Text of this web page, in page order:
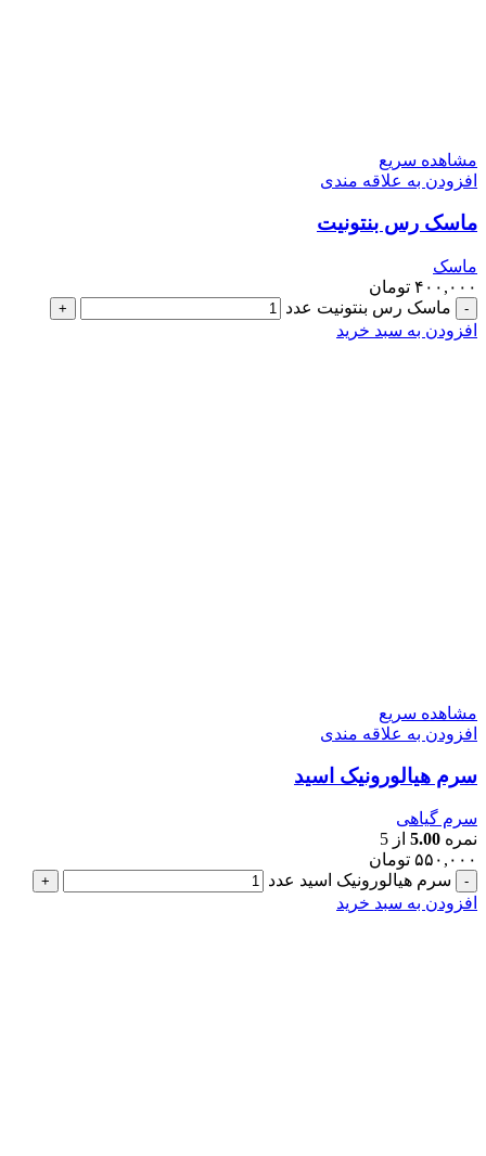
مشاهده سریع
افزودن به علاقه مندی
ماسک رس بنتونیت
ماسک
۴۰۰,۰۰۰ تومان
ماسک رس بنتونیت عدد
افزودن به سبد خرید
مشاهده سریع
افزودن به علاقه مندی
سرم هیالورونیک اسید
سرم گیاهی
نمره 5.00 از 5
۵۵۰,۰۰۰ تومان
سرم هیالورونیک اسید عدد
افزودن به سبد خرید